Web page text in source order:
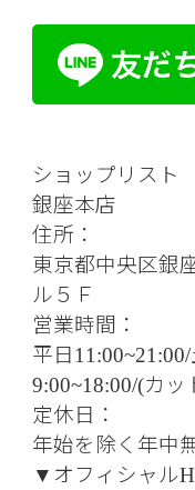
ショップリスト
銀座本店
住所：
東京都中央区銀
ル５Ｆ
営業時間：
平日11:00~21:00/
9:00~18:00/(カッ
定休日：
年始を除く年中
▼ オフィシャル